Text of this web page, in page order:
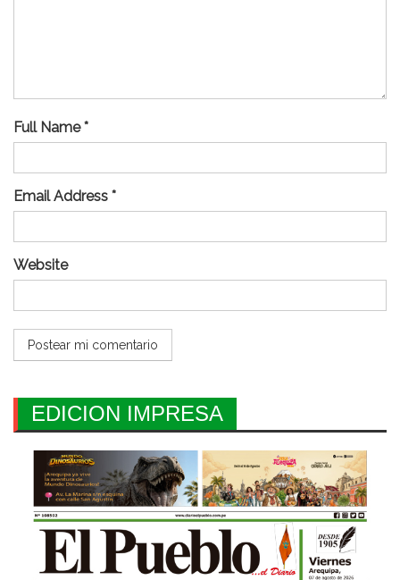
Full Name *
Email Address *
Website
EDICION IMPRESA